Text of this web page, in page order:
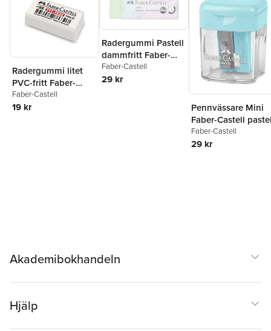
Radergummi litet
PVC-fritt Faber-
Castell
Faber-Castell
19 kr
Radergummi Pastell
dammfritt Faber-
Castell
Faber-Castell
29 kr
Pennvässare Mini
Faber-Castell
Faber-Castell
29 kr
Akademibokhandeln
Hjälp